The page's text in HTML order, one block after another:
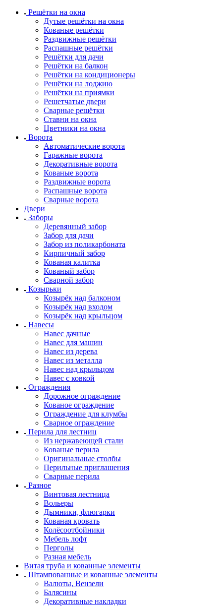
Решётки на окна
Дутые решётки на окна
Кованые решётки
Раздвижные решётки
Распашные решётки
Решётки для дачи
Решётки на балкон
Решётки на кондиционеры
Решётки на лоджию
Решётки на приямки
Решетчатые двери
Сварные решётки
Ставни на окна
Цветники на окна
Ворота
Автоматические ворота
Гаражные ворота
Декоративные ворота
Кованые ворота
Раздвижные ворота
Распашные ворота
Сварные ворота
Двери
Заборы
Деревянный забор
Забор для дачи
Забор из поликарбоната
Кирпичный забор
Кованая калитка
Кованый забор
Сварной забор
Козырьки
Козырёк над балконом
Козырёк над входом
Козырёк над крыльцом
Навесы
Навес дачные
Навес для машин
Навес из дерева
Навес из металла
Навес над крыльцом
Навес с ковкой
Ограждения
Дорожное ограждение
Кованое ограждение
Ограждение для клумбы
Сварное ограждение
Перила для лестниц
Из нержавеющей стали
Кованые перила
Оригинальные столбы
Перильные приглашения
Сварные перила
Разное
Винтовая лестница
Вольеры
Дымники, флюгарки
Кованая кровать
Колёсоотбойники
Мебель лофт
Перголы
Разная мебель
Витая труба и кованные элементы
Штампованные и кованные элементы
Валюты, Вензели
Балясины
Декоративные накладки